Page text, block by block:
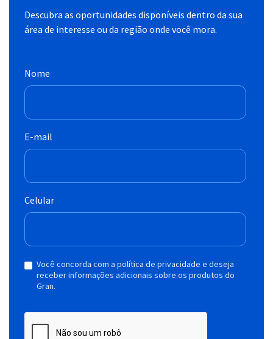
Descubra as oportunidades disponíveis dentro da sua
área de interesse ou da região onde você mora.
Nome
E-mail
Celular
Você concorda com a política de privacidade e deseja
receber informações adicionais sobre os produtos do
Gran.